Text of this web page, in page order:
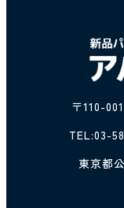
〒110-
TEL:03-
東京都